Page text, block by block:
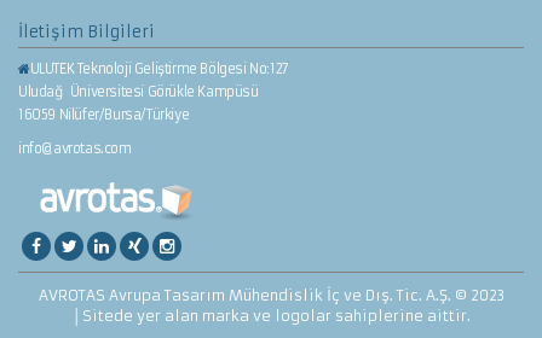
İletişim Bilgileri
ULUTEK Teknoloji Geliştirme Bölgesi No:127
Uludağ Üniversitesi Görükle Kampüsü
16059 Nilüfer/Bursa/Türkiye
info@avrotas.com
AVROTAS Avrupa Tasarım Mühendislik İç ve Dış. Tic. A.Ş. © 2023
│Sitede yer alan marka ve logolar sahiplerine aittir.